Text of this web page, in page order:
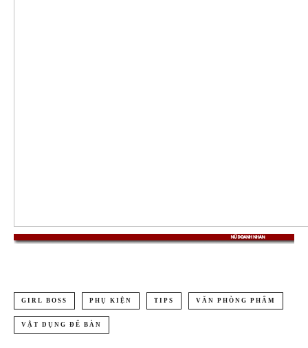
GIRL BOSS PHỤ KIỆN TIPS VĂN PHÒNG PHẨM
VẬT DỤNG ĐỂ BÀN